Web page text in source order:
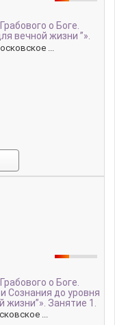
о Боге.
вечной жизни ”».
...
о Боге.
Сознания до уровня
Занятие 1.
...